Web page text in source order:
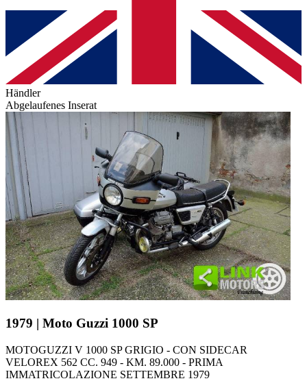
Händler
Abgelaufenes Inserat
1979 | Moto Guzzi 1000 SP
MOTOGUZZI V 1000 SP GRIGIO - CON SIDECAR
VELOREX 562 CC. 949 - KM. 89.000 - PRIMA
IMMATRICOLAZIONE SETTEMBRE 1979